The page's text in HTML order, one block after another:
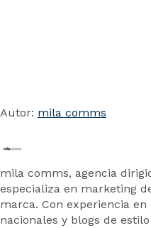
Autor: mila comms
mila comms, agencia
especializa en marketing
marca. Con experiencia
nacionales y blogs de